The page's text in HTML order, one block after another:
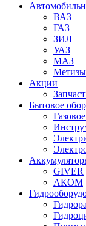
ВАЗ
ГАЗ
ЗИЛ
УАЗ
МАЗ
Метизы
Акции
Бытовое
GIVER
АКОМ